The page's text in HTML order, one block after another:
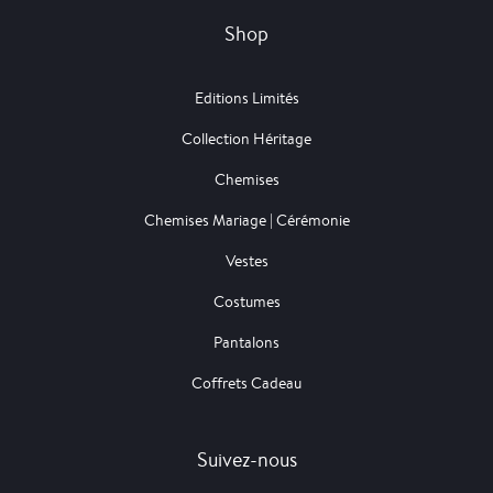
Shop
Editions Limités
Collection Héritage
Chemises
Chemises Mariage | Cérémonie
Vestes
Costumes
Pantalons
Coffrets Cadeau
Suivez-nous